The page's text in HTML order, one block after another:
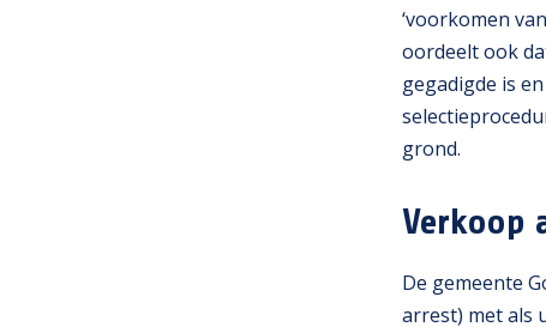
‘voorkomen
oordeelt ook
gegadigde is
grond.
Verkoop
De gemeente
arrest) met als